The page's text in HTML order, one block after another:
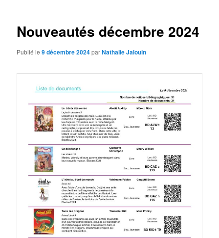
Nouveautés décembre 2024
Publié le9 décembre 2024parNathalie Jalouin